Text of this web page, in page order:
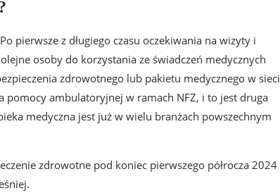
pierwsze z długiego czasu oczekiwania na wizyty i
osoby do korzystania ze świadczeń medycznych
zdrowotnego lub pakietu medycznego w sieci
ambulatoryjnej w ramach NFZ, i to jest druga
medyczna jest już w wielu branżach powszechnym
zdrowotne pod koniec pierwszego półrocza 2024